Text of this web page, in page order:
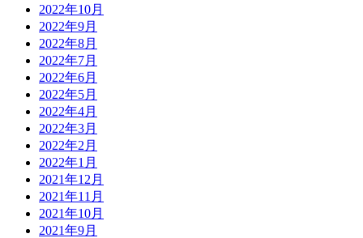
2022年10月
2022年9月
2022年8月
2022年7月
2022年6月
2022年5月
2022年4月
2022年3月
2022年2月
2022年1月
2021年12月
2021年11月
2021年10月
2021年9月